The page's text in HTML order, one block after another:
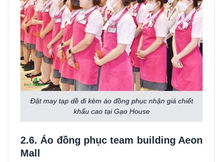
Đặt may tạp dề đi kèm áo đồng phục nhận giá chiết
khấu cao tại Gạo House
2.6. Áo đồng phục team building Aeon
Mall